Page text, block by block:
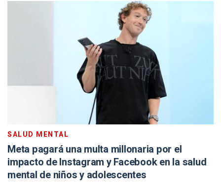
SALUD MENTAL
Meta pagará una multa millonaria por el
impacto de Instagram y Facebook en la salud
mental de niños y adolescentes